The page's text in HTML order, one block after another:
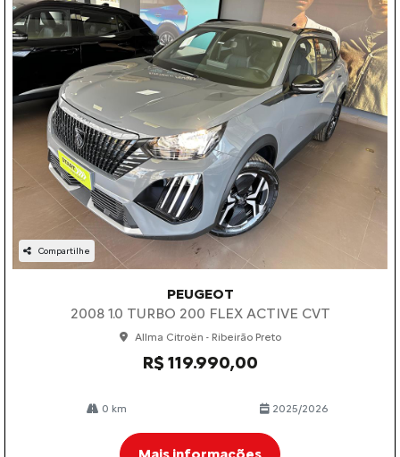
Compartilhe
PEUGEOT
2008 1.0 TURBO 200 FLEX ACTIVE CVT
Allma Citroën - Ribeirão Preto
R$ 119.990,00
0 km 2025/2026